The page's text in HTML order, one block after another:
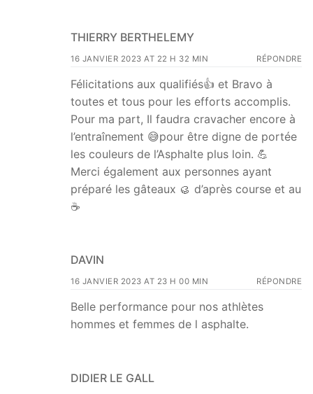
THIERRY BERTHELEMY
16 JANVIER 2023 AT 22 H 32 MIN RÉPONDRE
Félicitations aux qualifiés👍 et Bravo à
toutes et tous pour les efforts accomplis.
Pour ma part, Il faudra cravacher encore à
l’entraînement 😅pour être digne de portée
les couleurs de l’Asphalte plus loin. 💪
Merci également aux personnes ayant
préparé les gâteaux 🥮 d’après course et au
☕️
DAVIN
16 JANVIER 2023 AT 23 H 00 MIN RÉPONDRE
Belle performance pour nos athlètes
hommes et femmes de l asphalte.
DIDIER LE GALL